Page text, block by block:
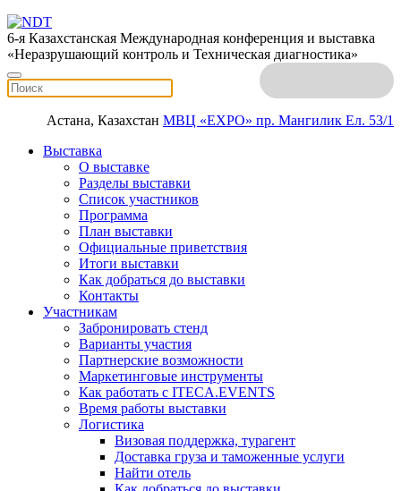
6-я Казахстанская Международная конференция и выставка
«Неразрушающий контроль и Техническая диагностика»
Астана, Казахстан МВЦ «EXPO» пр. Мангилик Ел. 53/1
Выставка
О выставке
Разделы выставки
Список участников
Программа
План выставки
Официальные приветствия
Итоги выставки
Как добраться до выставки
Контакты
Участникам
Забронировать стенд
Варианты участия
Партнерские возможности
Маркетинговые инструменты
Как работать с ITECA.EVENTS
Время работы выставки
Логистика
Визовая поддержка, турагент
Доставка груза и таможенные услуги
Найти отель